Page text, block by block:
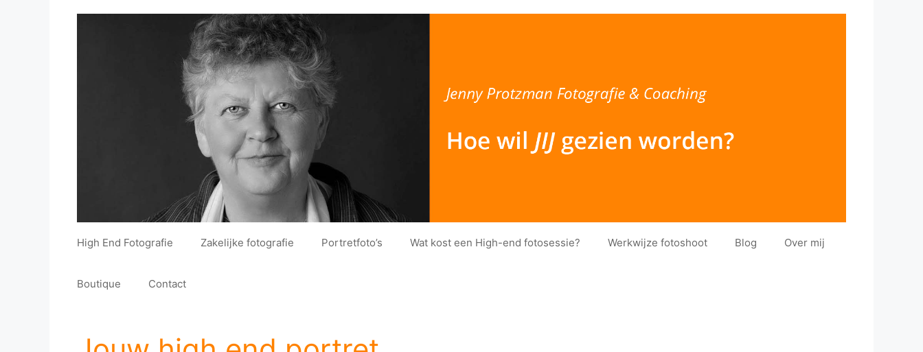
High End Fotografie Zakelijke fotografie Portretfoto’s Wat kost een High-end fotosessie? Werkwijze fotoshoot Blog Over mij
Boutique Contact